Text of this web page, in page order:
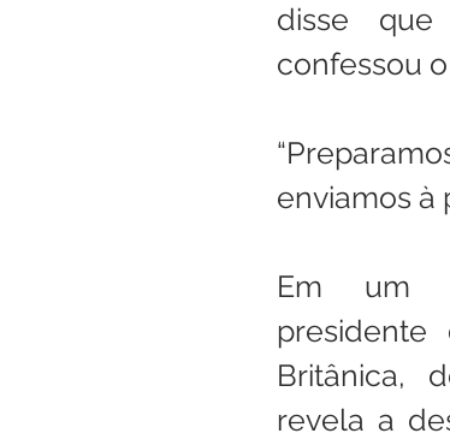
disse
confessou
enviamos à
Em um
presidente
Britânica,
revela a